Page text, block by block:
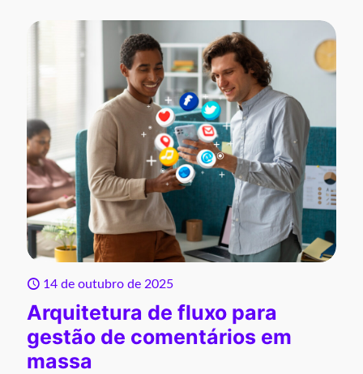
14 de outubro de 2025
Arquitetura de fluxo para
gestão de comentários em
massa